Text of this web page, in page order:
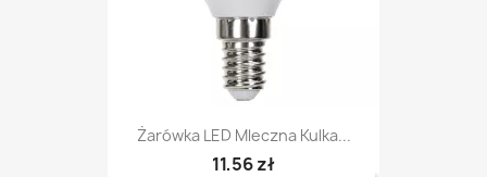
Żarówka LED Mleczna Kulka...
11,56 zł